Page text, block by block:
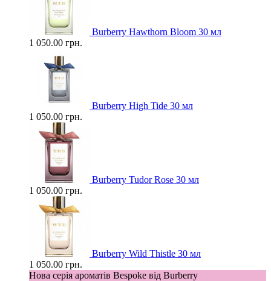
Burberry Hawthorn Bloom 30 мл
1 050.00 грн.
Burberry High Tide 30 мл
1 050.00 грн.
Burberry Tudor Rose 30 мл
1 050.00 грн.
Burberry Wild Thistle 30 мл
1 050.00 грн.
Нова серія ароматів Bespoke від Burberry